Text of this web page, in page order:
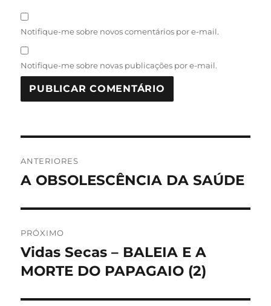
Notifique-me sobre novos comentários por e-mail.
Notifique-me sobre novas publicações por e-mail.
de
ANTERIORES
Post
A OBSOLESCÊNCIA DA SAÚDE
PRÓXIMO
Próximo
post:
Vidas Secas – BALEIA E A
MORTE DO PAPAGAIO (2)